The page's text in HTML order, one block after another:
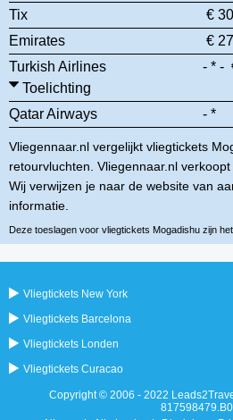
Tix
€
Emirates
€
Turkish Airlines
- * -
Toelichting
Qatar Airways
- *
Vliegennaar.nl vergelijkt vliegtickets
retourvluchten. Vliegennaar.nl
Wij verwijzen je naar de website van
informatie.
Deze toeslagen voor vliegtickets Mogadishu zijn
Vliegtickets New York
Vliegtickets Barcelona
Vliegtickets Londen
Vliegtickets Curacao
Copyright © 2006 - 2022